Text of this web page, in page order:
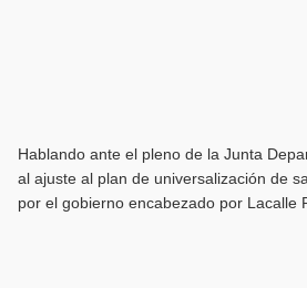
Hablando ante el pleno de la Junta
al ajuste al plan de universalización de
por el gobierno encabezado por Lacalle